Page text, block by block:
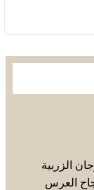
الزربية
العرس